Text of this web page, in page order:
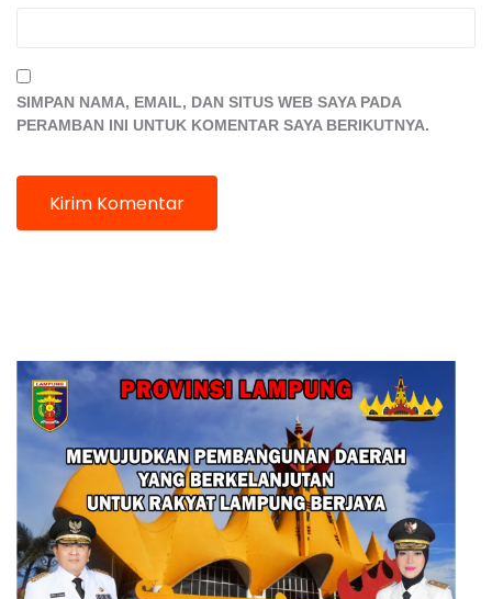
SIMPAN NAMA, EMAIL, DAN SITUS WEB SAYA PADA
PERAMBAN INI UNTUK KOMENTAR SAYA BERIKUTNYA.